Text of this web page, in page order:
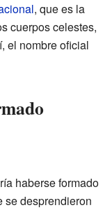
, que es la
cuerpos celestes,
el nombre oficial
haberse formado
se desprendieron